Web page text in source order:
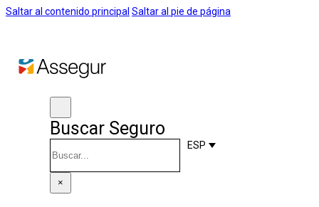
Saltar al contenido principal Saltar al pie de página
Buscar Seguro
×
ESP